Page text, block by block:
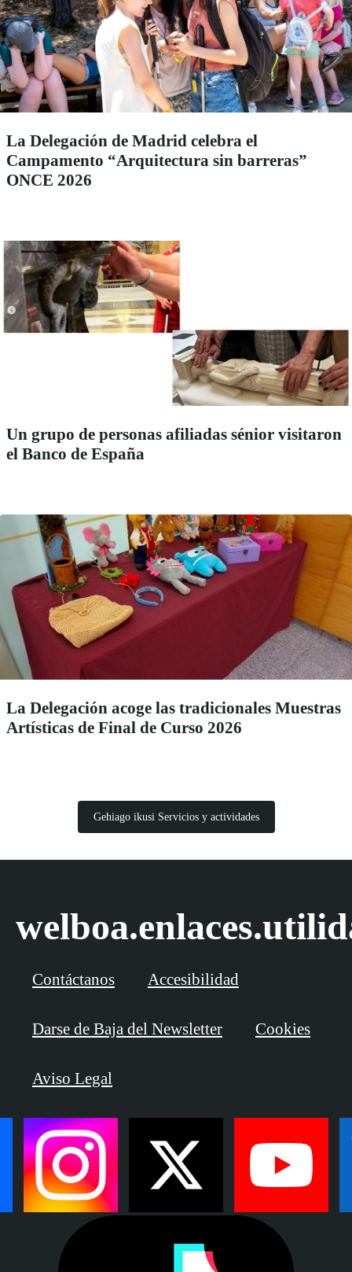
La Delegación de Madrid celebra el
Campamento “Arquitectura sin barreras”
ONCE 2026
Un grupo de personas afiliadas sénior visitaron
el Banco de España
La Delegación acoge las tradicionales Muestras
Artísticas de Final de Curso 2026
Gehiago ikusi Servicios y actividades
Contáctanos Accesibilidad
Darse de Baja del Newsletter Cookies
Aviso Legal